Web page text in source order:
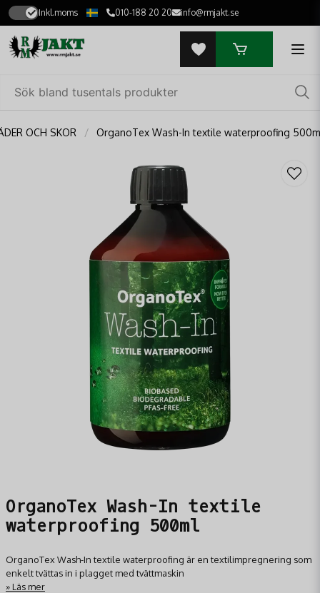
Inkl.moms 010-188 20 20 info@rmjakt.se
OCH SKOR OrganoTex Wash-In textile waterproofing
OrganoTex Wash-In textile
waterproofing 500ml
OrganoTex Wash-In textile waterproofing är en textilimpregnering som
enkelt tvättas in i plagget med tvättmaskin
Läs mer